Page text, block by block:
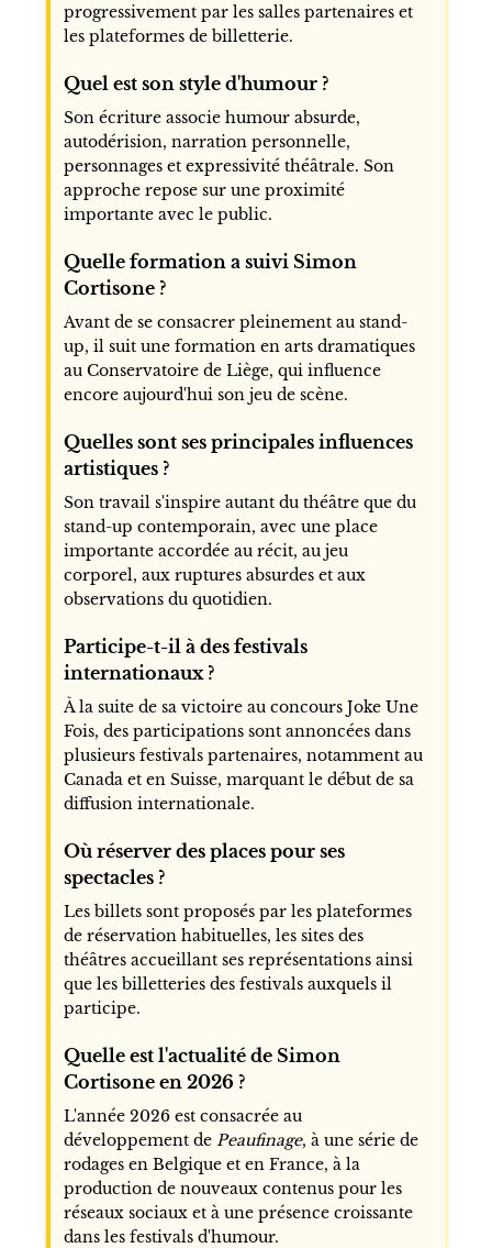
progressivement par les salles partenaires et
les plateformes de billetterie.
Quel est son style d'humour ?
Son écriture associe humour absurde,
autodérision, narration personnelle,
personnages et expressivité théâtrale. Son
approche repose sur une proximité
importante avec le public.
Quelle formation a suivi Simon
Cortisone ?
Avant de se consacrer pleinement au stand-
up, il suit une formation en arts dramatiques
au Conservatoire de Liège, qui influence
encore aujourd'hui son jeu de scène.
Quelles sont ses principales influences
artistiques ?
Son travail s'inspire autant du théâtre que du
stand-up contemporain, avec une place
importante accordée au récit, au jeu
corporel, aux ruptures absurdes et aux
observations du quotidien.
Participe-t-il à des festivals
internationaux ?
À la suite de sa victoire au concours Joke Une
Fois, des participations sont annoncées dans
plusieurs festivals partenaires, notamment au
Canada et en Suisse, marquant le début de sa
diffusion internationale.
Où réserver des places pour ses
spectacles ?
Les billets sont proposés par les plateformes
de réservation habituelles, les sites des
théâtres accueillant ses représentations ainsi
que les billetteries des festivals auxquels il
participe.
Quelle est l'actualité de Simon
Cortisone en 2026 ?
L'année 2026 est consacrée au
développement de Peaufinage, à une série de
rodages en Belgique et en France, à la
production de nouveaux contenus pour les
réseaux sociaux et à une présence croissante
dans les festivals d'humour.